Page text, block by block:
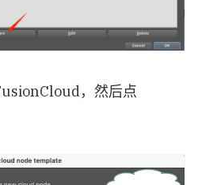
，然后点